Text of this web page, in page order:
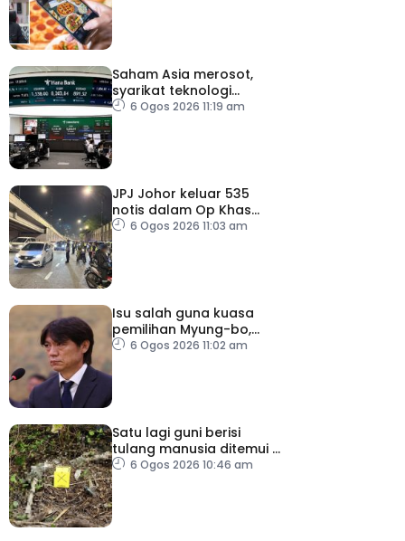
Saham Asia merosot,
syarikat teknologi
kembali tertekan
6 Ogos 2026 11:19 am
JPJ Johor keluar 535
notis dalam Op Khas
Teknikal, Lampu HID
6 Ogos 2026 11:03 am
Isu salah guna kuasa
pemilihan Myung-bo,
polis gempur pejabat KFA
6 Ogos 2026 11:02 am
Satu lagi guni berisi
tulang manusia ditemui di
Behor Mali, disiasat
6 Ogos 2026 10:46 am